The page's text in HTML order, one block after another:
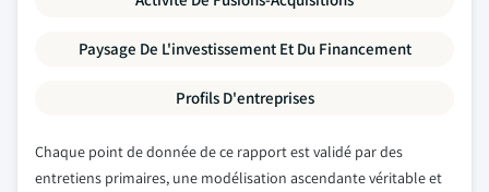
Paysage De L'investissement Et Du Financement
Profils D'entreprises
Chaque point de donnée de ce rapport est validé par des
entretiens primaires, une modélisation ascendante véritable et